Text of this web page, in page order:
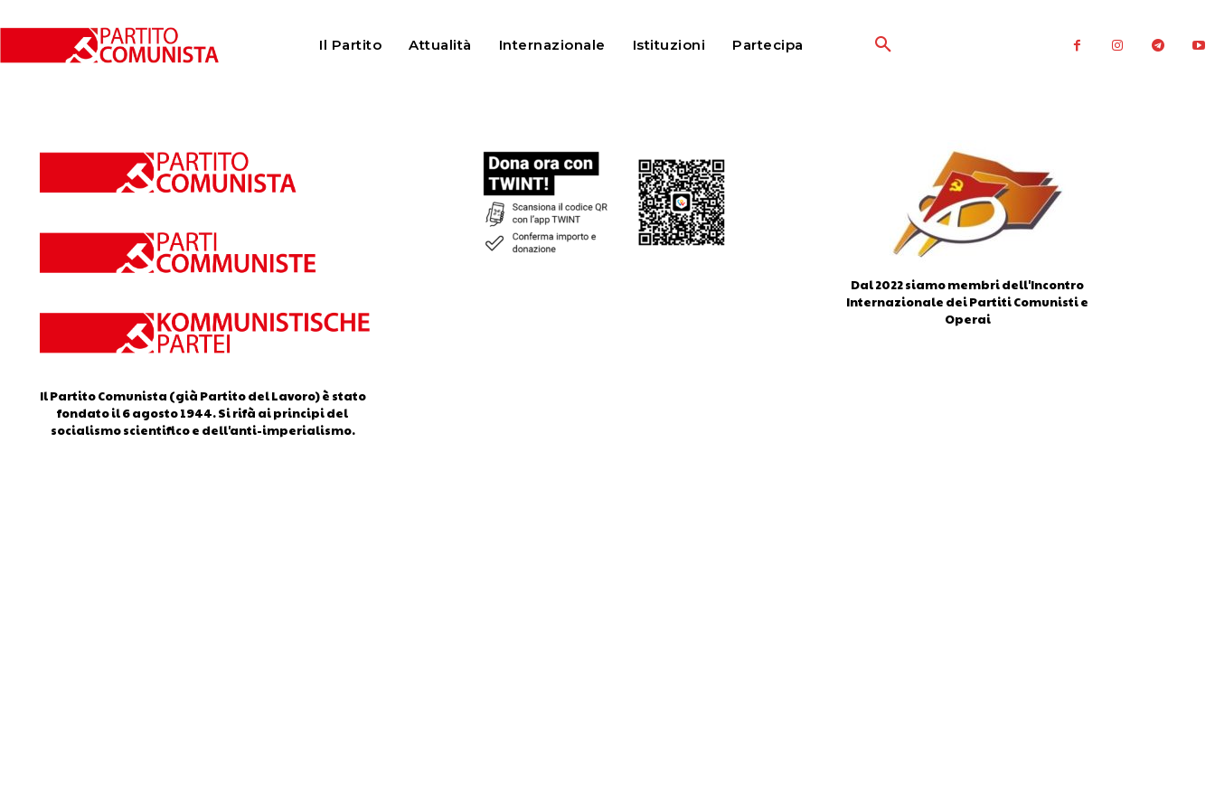
Il Partito Attualità Internazionale Istituzioni Partecipa
Home Calendario
Calendario
Il Partito Comunista (già Partito del Lavoro) è stato
fondato il 6 agosto 1944. Si rifà ai principi del
socialismo scientifico e dell'anti-imperialismo.
Dal 2022 siamo membri dell'Incontro
Internazionale dei Partiti Comunisti e
Operai